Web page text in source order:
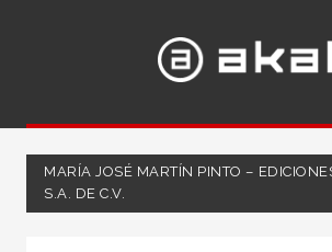
MARÍA JOSÉ MARTÍN PINTO –
S.A. DE C.V.